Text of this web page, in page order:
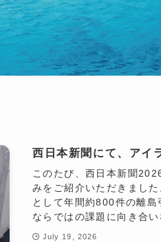
西日本新聞にて、アイ
このたび、西日本新聞
みをご紹介いただきまし
として年間約800件の離
ならではの課題に向き合
July 19, 2026